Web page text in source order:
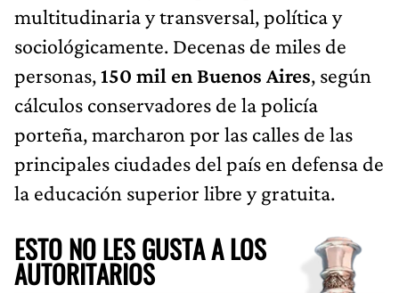
multitudinaria y transversal, política y
sociológicamente. Decenas de miles de
personas,150 mil en Buenos Aires, según
cálculos conservadores de la policía
porteña, marcharon por las calles de las
principales ciudades del país en defensa de
la educación superior libre y gratuita.
ESTO NO LES GUSTA A LOS
AUTORITARIOS